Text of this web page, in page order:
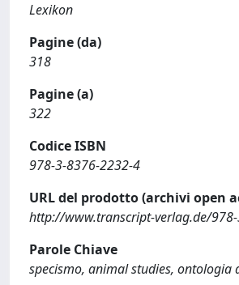
Lexikon
Pagine (da)
318
Pagine (a)
322
Codice ISBN
978-3-8376-2232-4
URL del prodotto (archivi open
http://www.transcript-verlag.de/
Parole Chiave
specismo, animal studies, ontologia